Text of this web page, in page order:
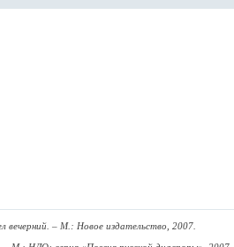
вечерний. – М.: Новое издательство, 2007.